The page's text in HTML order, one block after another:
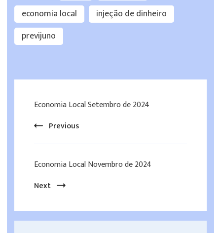
economia local
injeção de dinheiro
previjuno
Economia Local Setembro de 2024
Previous
Economia Local Novembro de 2024
Next